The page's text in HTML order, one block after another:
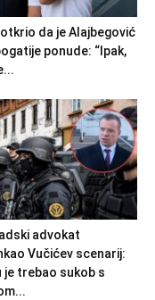
da je Alajbegović
ponude: “Ipak,
advokat
Vučićev scenarij:
je trebao sukob s